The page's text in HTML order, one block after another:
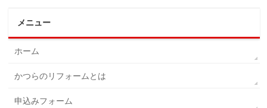
メニュー
ホーム
かつらのリフォームとは
申込みフォーム